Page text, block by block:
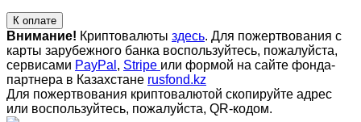
К оплате
Внимание! Криптовалюты здесь. Для пожертвования с
карты зарубежного банка воспользуйтесь, пожалуйста,
сервисами PayPal , Stripe или формой на сайте фонда-
партнера в Казахстане rusfond.kz
Для пожертвования криптовалютой скопируйте адрес
или воспользуйтесь, пожалуйста, QR-кодом.